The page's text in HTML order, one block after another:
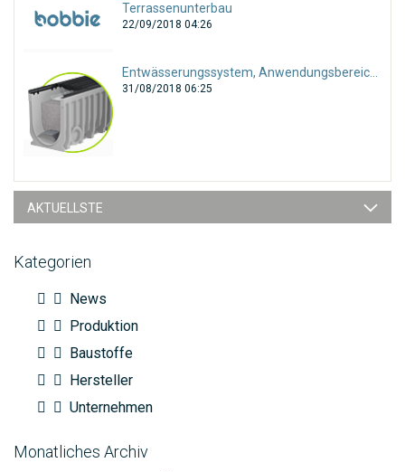
Terrassenunterbau
22/09/2018 04:26
31/08/2018 06:25
AKTUELLSTE
Kategorien
News
Produktion
Baustoffe
Hersteller
Unternehmen
Monatliches Archiv